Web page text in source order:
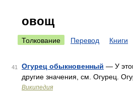
овощ
Толкование Перевод Книги
41 Огурец обыкновенный — У
другие значения, см. Огурец.
Википедия